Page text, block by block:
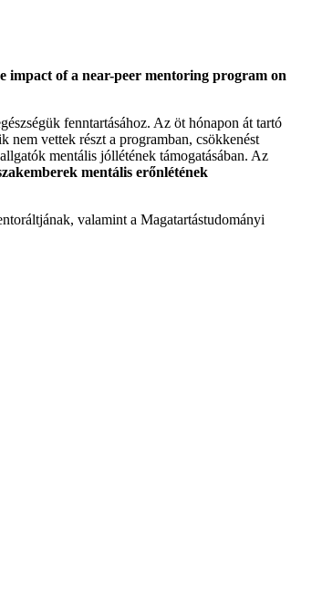
impact of a near-peer mentoring program on
fenntartásához. Az öt hónapon át tartó
nem vettek részt a programban, csökkenést
mentális jóllétének támogatásában. Az
mentális erőnlétének
valamint a Magatartástudományi